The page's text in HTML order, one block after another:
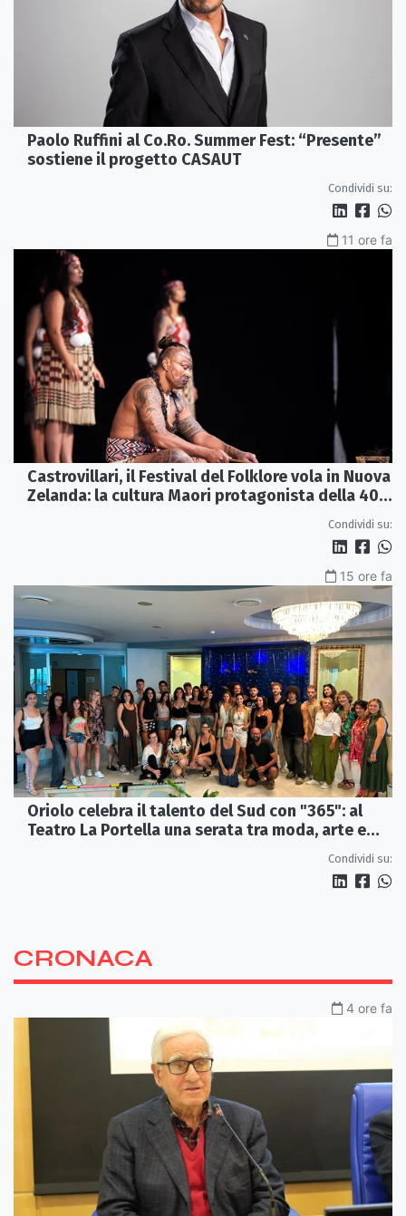
Paolo Ruffini al Co.Ro. Summer Fest: “Presente”
sostiene il progetto CASAUT
Condividi su:
11 ore fa
Castrovillari, il Festival del Folklore vola in Nuova
Zelanda: la cultura Maori protagonista della 40ª
Condividi su:
15 ore fa
Oriolo celebra il talento del Sud con "365": al
Teatro La Portella una serata tra moda, arte e
Condividi su:
CRONACA
4 ore fa